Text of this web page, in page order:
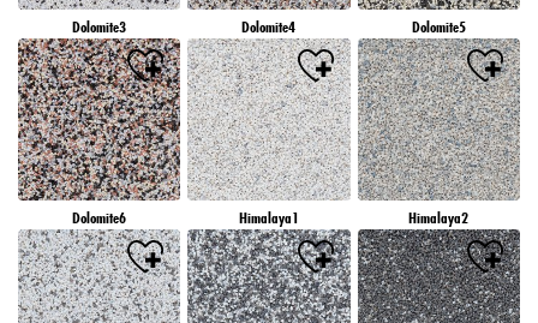
Dolomite3 Dolomite4 Dolomite5
Dolomite6 Himalaya1 Himalaya2